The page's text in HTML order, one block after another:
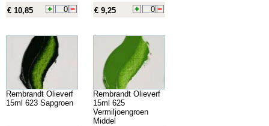
€ 10,85
€ 9,25
Rembrandt Olieverf
15ml 623 Sapgroen
Rembrandt Olieverf
15ml 625
Vermiljoengroen
Middel